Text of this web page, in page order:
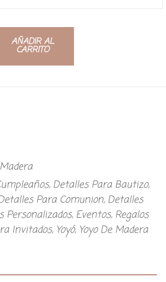
AÑADIR AL
CARRITO
, Detalles Para Bautizo,
Para Comunion, Detalles
Personalizados, Eventos, Regalos
Invitados, Yoyó, Yoyo De Madera